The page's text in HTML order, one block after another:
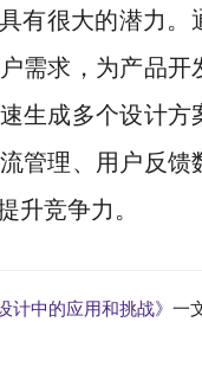
有很大的潜力。
需求，为产品
生成多个设计方
管理、用户反
升竞争力。
计中的应用和挑战》 一